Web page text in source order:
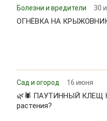
Болезни и вредители 30
ОГНЁВКА НА
Сад и огород 16 июня
🌿🕷 ПАУТИННЫЙ КЛЕЩ
растения?